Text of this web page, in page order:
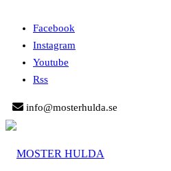
Facebook
Instagram
Youtube
Rss
info@mosterhulda.se